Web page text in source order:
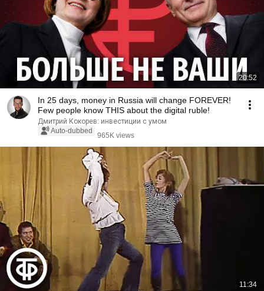
20:52
In 25 days, money in Russia will change FOREVER!
Few people know THIS about the digital ruble!
Дмитрий Кокорев: инвестиции с умом
Auto-dubbed
965K views
11:34